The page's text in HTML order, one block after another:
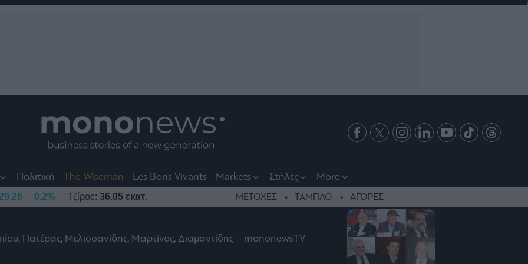
Πολιτική The Wiseman Les Bons Vivants Markets Στήλες More
0.2% Τζίρος: 36.05 εκατ. ΜΕΤΟΧΕΣ ΤΑΜΠΛΟ ΑΓΟΡΕΣ
Πατέρας, Μελισσανίδης, Μαρτίνος, Διαμαντίδης – mononewsTV